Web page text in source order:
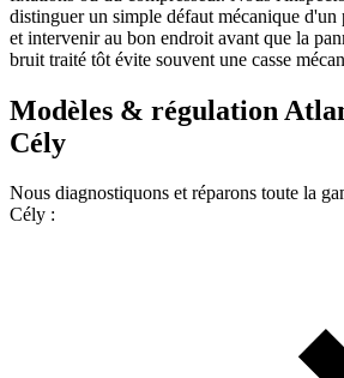
distinguer un simple défaut mécanique d'un
et intervenir au bon endroit avant que la
bruit traité tôt évite souvent une casse
Modèles & régulation
Cély
Nous diagnostiquons et réparons toute la
Cély :